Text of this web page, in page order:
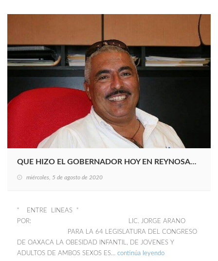
QUE HIZO EL GOBERNADOR HOY EN REYNOSA…
miércoles, 5 de agosto de 2020
“ ENTRE LINEAS “
POR: LIC. JORGE ARANO
PARA LA 64 LEGISLATURA DEL CONGRESO
DE OAXACA LA OBESIDAD INFANTIL, DE JOVENES Y
ADULTOS DE AMBOS SEXOS ES… continúa leyendo